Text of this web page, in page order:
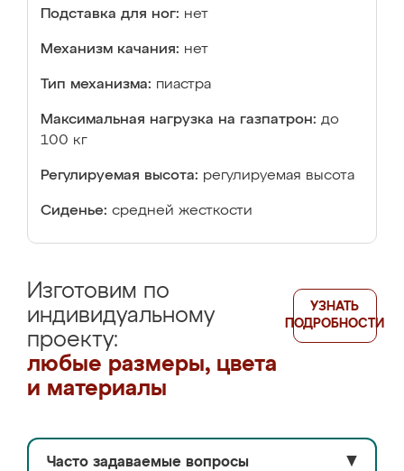
Подставка для ног: нет
Механизм качания: нет
Тип механизма: пиастра
Максимальная нагрузка на газпатрон: до
100 кг
Регулируемая высота: регулируемая высота
Сиденье: средней жесткости
Изготовим по
индивидуальному
проекту:
любые размеры, цвета
и материалы
УЗНАТЬ
ПОДРОБНОСТИ
Часто задаваемые вопросы ▼